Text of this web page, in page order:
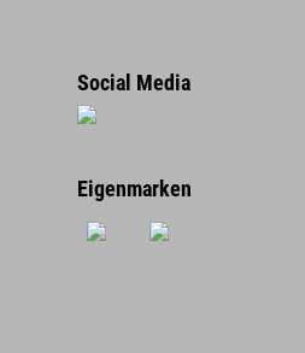
Social Media
Eigenmarken